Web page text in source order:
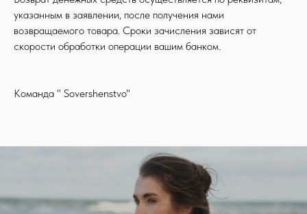
указанным в заявлении, после получения нами
возвращаемого товара. Сроки зачисления зависят от
скорости обработки операции вашим банком.
Команда " Sovershenstvo"